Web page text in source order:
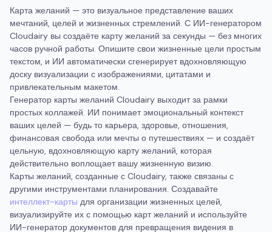
Карта желаний — это визуальное представление ваших
мечтаний, целей и жизненных стремлений. С ИИ-генератором
Cloudairy вы создаёте карту желаний за секунды — без многих
часов ручной работы. Опишите свои жизненные цели простым
текстом, и ИИ автоматически сгенерирует вдохновляющую
доску визуализации с изображениями, цитатами и
привлекательным макетом.
Генератор карты желаний Cloudairy выходит за рамки
простых коллажей. ИИ понимает эмоциональный контекст
ваших целей — будь то карьера, здоровье, отношения,
финансовая свобода или мечты о путешествиях — и создаёт
цельную, вдохновляющую карту желаний, которая
действительно воплощает вашу жизненную визию.
Карты желаний, созданные с Cloudairy, также связаны с
другими инструментами планирования. Создавайте
интеллект-карты для организации жизненных целей,
визуализируйте их с помощью карт желаний и используйте
ИИ-генератор документов для превращения видения в